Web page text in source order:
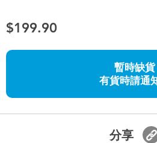
夏日用品
任天堂 Switch
$199.90
暫時缺貨
有貨時請通
分享